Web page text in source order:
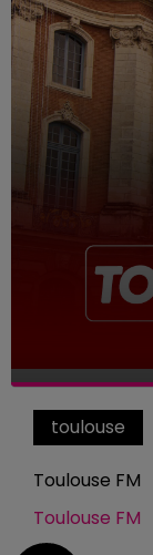
toulouse
Toulouse FM
Toulouse FM